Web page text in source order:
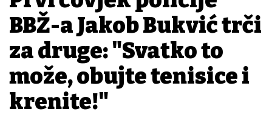
BBŽ-a Jakob Bukvić trči
za druge: "Svatko to
može, obujte tenisice i
krenite!"